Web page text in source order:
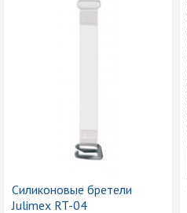
Силиконовые бретели
Julimex RT-04